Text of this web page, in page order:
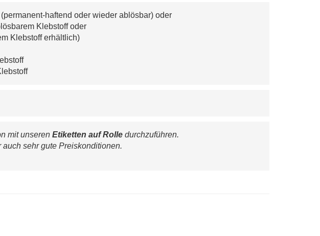
(permanent-haftend oder wieder ablösbar) oder
Klebstoff oder
Klebstoff erhältlich)
mit unseren Etiketten auf Rolle durchzuführen.
sehr gute Preiskonditionen.